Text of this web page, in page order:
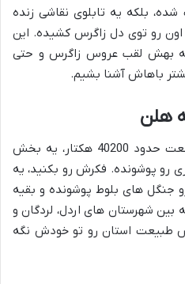
بلکه یه تابلوی نقاشی زنده
رو توی دل زاگرس کشیده. این
که بهش لقب عروس زاگرس و حتی
باهاش آشنا بشیم.
هلن
منطقه حفاظت شده هلن با وسعت حدود 40200 هکتار، یه بخش
رو پوشونده. فکرش رو بکنید، یه
جنگل های بلوط پوشونده و بقیه
شهرستان های اردل، لردگان و
طبیعت استان رو تو خودش نگه